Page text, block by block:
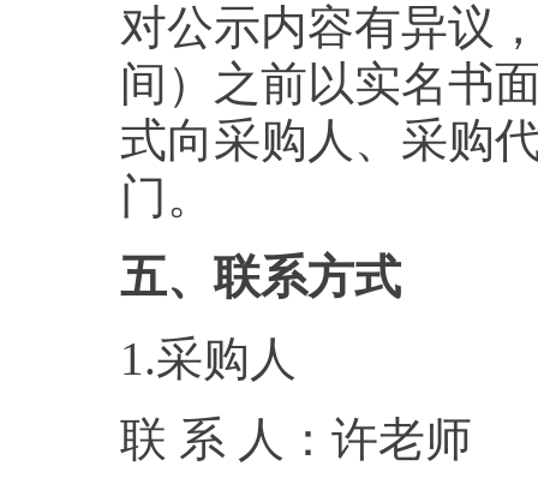
对公示内容有异议
间）之前以实名书
式向采购人、采购
门。
五、联系方式
1.采购人
联 系 人：许老师